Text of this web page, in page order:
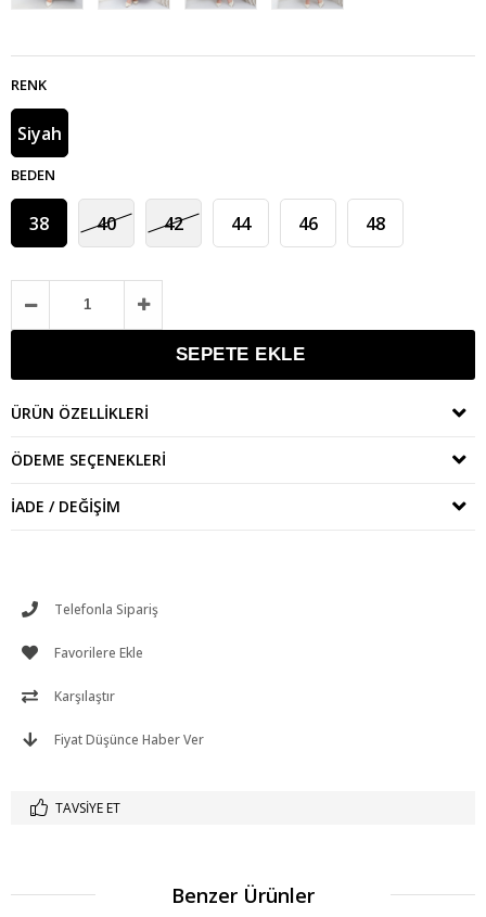
RENK
Siyah
BEDEN
38 40 42 44 46 48
ÜRÜN ÖZELLIKLERI
ÖDEME SEÇENEKLERI
İADE / DEĞIŞIM
Telefonla Sipariş
Favorilere Ekle
Karşılaştır
Fiyat Düşünce Haber Ver
TAVSIYE ET
Benzer Ürünler